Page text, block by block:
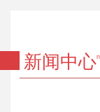
新闻中心